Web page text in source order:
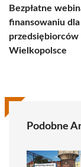
Bezpłatne
finansowaniu dla
przedsiębiorców
Wielkopolsce
Podobne